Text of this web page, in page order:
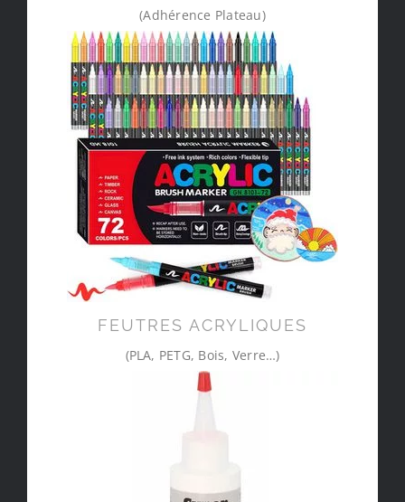
(Adhérence Plateau)
FEUTRES ACRYLIQUES
(PLA, PETG, Bois, Verre…)